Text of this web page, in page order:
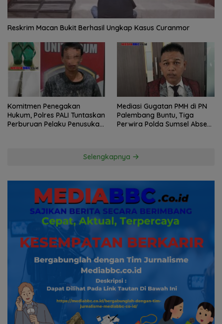
Reskrim Macan Bukit Berhasil Ungkap Kasus Curanmor
Komitmen Penegakan
Hukum, Polres PALI Tuntaskan
Perburuan Pelaku Penusukan
Mediasi Gugatan PMH di PN
Palembang Buntu, Tiga
Perwira Polda Sumsel Absen,
Selengkapnya